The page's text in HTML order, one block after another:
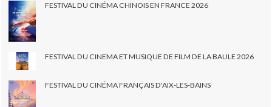
FESTIVAL DU CINÉMA CHINOIS EN FRANCE 2026
FESTIVAL DU CINEMA ET MUSIQUE DE FILM DE LA BAULE 2026
FESTIVAL DU CINÉMA FRANÇAIS D'AIX-LES-BAINS